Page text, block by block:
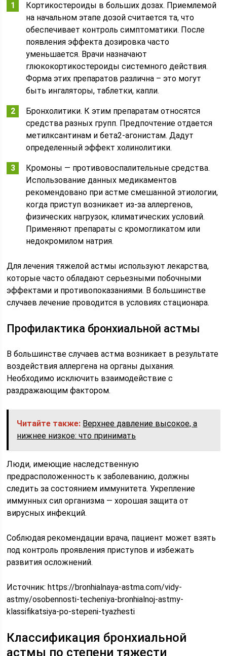
Кортикостероиды в больших дозах. Приемлемой
на начальном этапе дозой считается та, что
обеспечивает контроль симптоматики. После
появления эффекта дозировка часто
уменьшается. Врачи назначают
глюкокортикостероиды системного действия.
Форма этих препаратов различна – это могут
быть ингаляторы, таблетки, капли.
Бронхолитики. К этим препаратам относятся
средства разных групп. Предпочтение отдается
метилксантинам и бета2-агонистам. Дадут
определенный эффект холинолитики.
Кромоны — противовоспалительные средства.
Использование данных медикаментов
рекомендовано при астме смешанной этиологии,
когда приступ возникает из-за аллергенов,
физических нагрузок, климатических условий.
Применяют препараты с кромогликатом или
недокромилом натрия.
Для лечения тяжелой астмы используют лекарства,
которые часто обладают серьезными побочными
эффектами и противопоказаниями. В большинстве
случаев лечение проводится в условиях стационара.
Профилактика бронхиальной астмы
В большинстве случаев астма возникает в результате
воздействия аллергена на органы дыхания.
Необходимо исключить взаимодействие с
раздражающим фактором.
Читайте также: Верхнее давление высокое, а
нижнее низкое: что принимать
Люди, имеющие наследственную
предрасположенность к заболеванию, должны
следить за состоянием иммунитета. Укрепление
иммунных сил организма — хорошая защита от
вирусных инфекций.
Соблюдая рекомендации врача, пациент может взять
под контроль проявления приступов и избежать
развития осложнений.
Источник:https://bronhialnaya-astma.com/vidy-
astmy/osobennosti-techeniya-bronhialnoj-astmy-
klassifikatsiya-po-stepeni-tyazhesti
Классификация бронхиальной
астмы по степени тяжести